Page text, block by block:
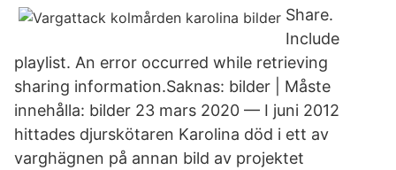
Share.
Include
playlist. An error occurred while retrieving
sharing information.Saknas: bilder ‎| Måste
innehålla: bilder 23 mars 2020 — I juni 2012
hittades djurskötaren Karolina död i ett av
varghägnen på annan bild av projektet